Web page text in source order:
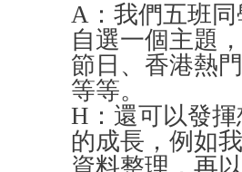
A ：我們五班
自選一個主題
節日、香港熱
等等。
H ：還可以發
的成長，例如
資料整理，再以